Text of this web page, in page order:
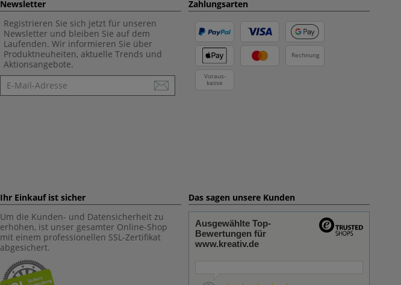
Newsletter
Registrieren Sie sich jetzt für unseren
Newsletter und bleiben Sie auf dem
Laufenden. Wir informieren Sie über
Produktneuheiten, aktuelle Trends und
Aktionsangebote.
Newsletter
Zahlungsarten
Rechnung
Voraus-
kasse
Ihr Einkauf ist sicher
Um die Kunden- und Datensicherheit zu
erhöhen, ist unser gesamter Online-Shop
mit einem professionellen SSL-Zertifikat
abgesichert.
Das sagen unsere Kunden
Ausgewählte Top-
Bewertungen für
www.kreativ.de